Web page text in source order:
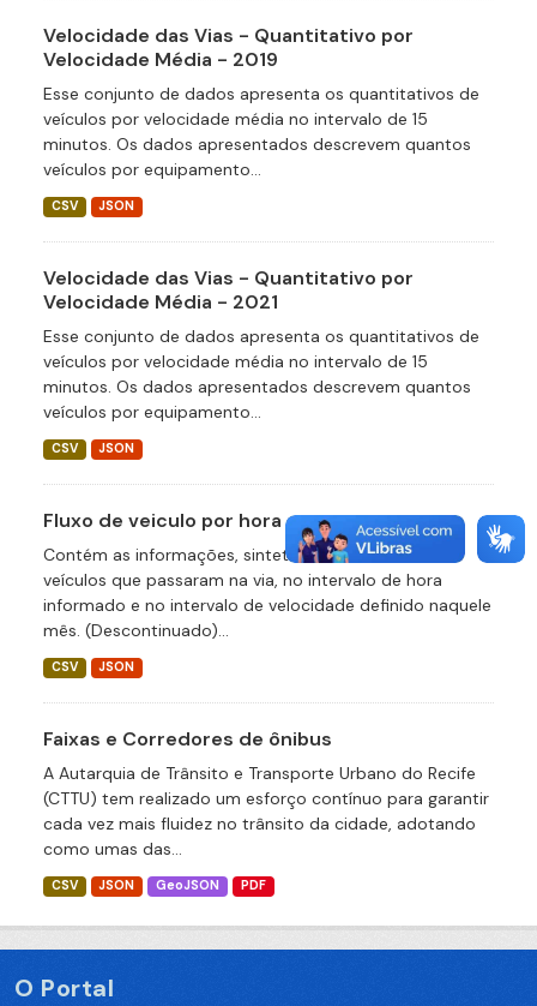
Velocidade das Vias - Quantitativo por
Velocidade Média - 2019
Esse conjunto de dados apresenta os quantitativos de
veículos por velocidade média no intervalo de 15
minutos. Os dados apresentados descrevem quantos
veículos por equipamento...
CSV JSON
Velocidade das Vias - Quantitativo por
Velocidade Média - 2021
Esse conjunto de dados apresenta os quantitativos de
veículos por velocidade média no intervalo de 15
minutos. Os dados apresentados descrevem quantos
veículos por equipamento...
CSV JSON
Fluxo de veiculo por hora
Contém as informações, sintetizadas, do total de
veículos que passaram na via, no intervalo de hora
informado e no intervalo de velocidade definido naquele
mês. (Descontinuado)...
CSV JSON
Faixas e Corredores de ônibus
A Autarquia de Trânsito e Transporte Urbano do Recife
(CTTU) tem realizado um esforço contínuo para garantir
cada vez mais fluidez no trânsito da cidade, adotando
como umas das...
CSV JSON GeoJSON PDF
O Portal